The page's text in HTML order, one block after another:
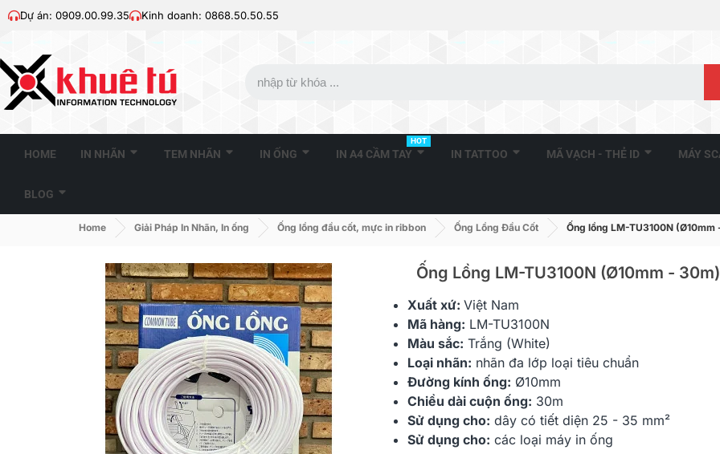
Dự án: 0909.00.99.35 Kinh doanh: 0868.50.50.55
HOME IN NHÃN TEM NHÃN IN ỐNG IN A4 CẦM TAY
HOT
IN TATTOO MÃ VẠCH - THẺ ID MÁY
BLOG
Home Giải Pháp In Nhãn, In ống Ống lồng đầu cốt, mực in ribbon Ống Lồng Đầu Cốt Ống lồng LM-TU3100N (Ø10mm
Ống Lồng LM-TU3100N (Ø10mm - 30m)
Xuất xứ: Việt Nam
Mã hàng: LM-TU3100N
Màu sắc: Trắng (White)
Loại nhãn: nhãn đa lớp loại tiêu chuẩn
Đường kính ống: Ø10mm
Chiều dài cuộn ống: 30m
Sử dụng cho: dây có tiết diện 25 - 35 mm²
Sử dụng cho: các loại máy in ống
Ống Lồng LM-TU325N
(Ø2.5mm - 100m)
220.000 đ
Ống Lồng LM-TU332N
(Ø3.2mm - 100m)
220.000 đ
(Ø4.2mm -